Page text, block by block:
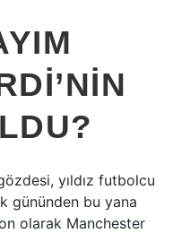
yıldız futbolcu
gününden bu yana
olarak Manchester